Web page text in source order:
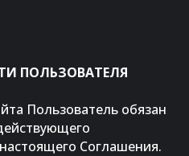
ПОЛЬЗОВАТЕЛЯ
Пользователь обязан
Соглашения.